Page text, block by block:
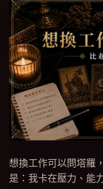
想換工作可以問塔羅
是：我卡在壓力、能